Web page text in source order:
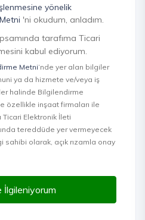
yönelik
'ni okudum, anladım.
tarafıma Ticari
kabul ediyorum.
Metni’nde yer alan bilgiler
ya da hizmete ve/veya iş
halinde Bilgilendirme
özellikle inşaat firmaları ile
Ticari Elektronik İleti
tereddüde yer vermeyecek
sahibi olarak, açık rızamla onay
İlgileniyorum